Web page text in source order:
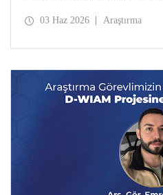
Avrupa desteği kazandı. Bu
03 Haz 2026 Araştırma